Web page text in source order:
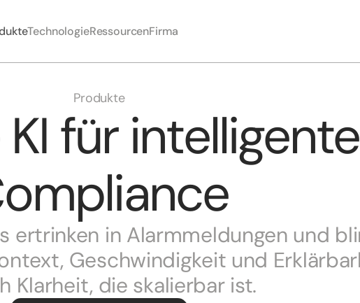
TechnologieRessourcenFirma
Produkte
für
ertrinken in Alarmmeldungen und
Geschwindigkeit und
Klarheit, die skalierbar ist.